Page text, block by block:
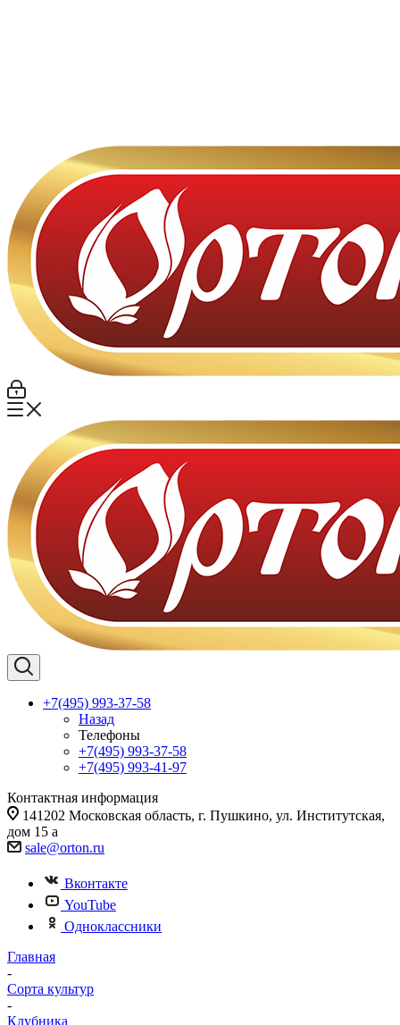
+7(495) 993-37-58
Назад
Телефоны
+7(495) 993-37-58
+7(495) 993-41-97
Контактная информация
141202 Московская область, г. Пушкино, ул. Институтская,
дом 15 а
sale@orton.ru
Вконтакте
YouTube
Одноклассники
Главная
-
Сорта культур
-
Клубника